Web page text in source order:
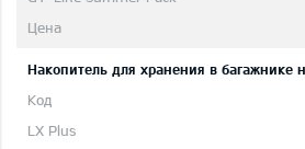
Накопитель для хранения в багажнике